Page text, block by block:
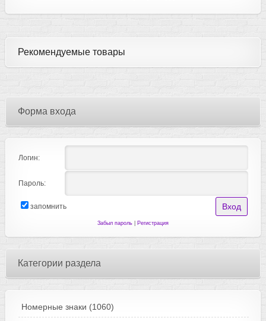
Рекомендуемые товары
Форма входа
Логин:
Пароль:
запомнить
Забыл пароль| Регистрация
Категории раздела
Номерные знаки (1060)